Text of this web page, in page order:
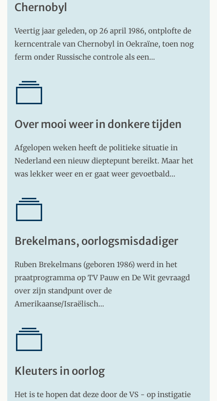
Chernobyl
Veertig jaar geleden, op 26 april 1986, ontplofte de
kerncentrale van Chernobyl in Oekraïne, toen nog
ferm onder Russische controle als een…
Over mooi weer in donkere tijden
Afgelopen weken heeft de politieke situatie in
Nederland een nieuw dieptepunt bereikt. Maar het
was lekker weer en er gaat weer gevoetbald…
Brekelmans, oorlogsmisdadiger
Ruben Brekelmans (geboren 1986) werd in het
praatprogramma op TV Pauw en De Wit gevraagd
over zijn standpunt over de
Amerikaanse/Israëlisch…
Kleuters in oorlog
Het is te hopen dat deze door de VS - op instigatie